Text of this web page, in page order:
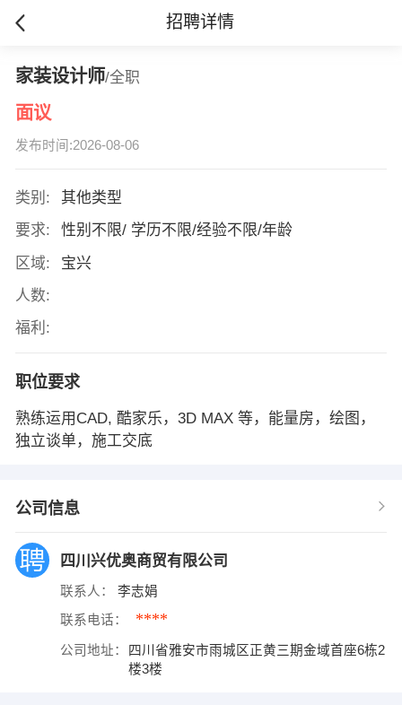
招聘详情
家装设计师/全职
面议
发布时间:2026-08-06
类别:
其他类型
要求:
性别不限/ 学历不限/经验不限/年龄
区域:
宝兴
人数:
福利:
职位要求
熟练运用CAD, 酷家乐，3D MAX 等，能量房，绘图，
独立谈单，施工交底
公司信息
四川兴优奥商贸有限公司
联系人： 李志娟
联系电话： ****
公司地址：
四川省雅安市雨城区正黄三期金域首座6栋2
楼3楼